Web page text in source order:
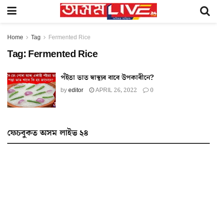
Home Tag Fermented Rice
Tag: Fermented Rice
পঁইতা ভাত স্বাস্থ্যৰ বাবে উপকাৰীনে?
byeditor APRIL 26, 2022 0
ফেচবুকত অসম লাইভ ২৪